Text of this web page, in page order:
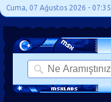
ANA SAYFA
FORUMLAR
SORU-CEVAP
GÜNLÜKLER
SON MESAJLAR
Cuma, 07 Ağustos 2026 - 07:35